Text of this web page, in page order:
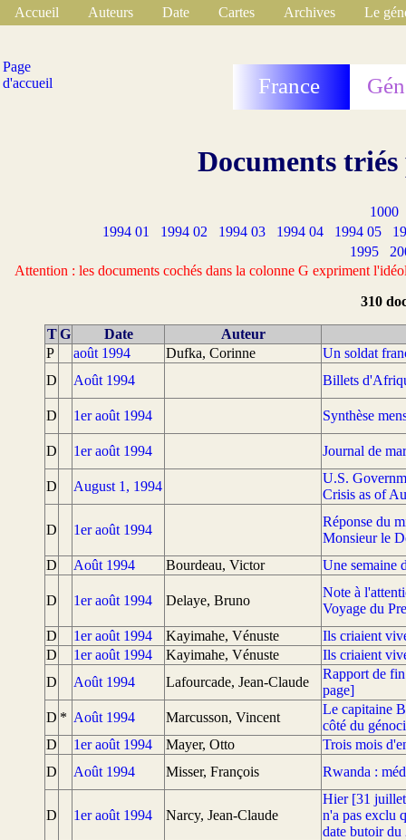
Accueil Auteurs Date Cartes Archives Le
Page
d'accueil
France
Documents
1000
1994 01
1994 02 1994 03 1994 04 1994 05
1995
Attention : les documents cochés dans la colonne G expriment
310
T G Date
Auteur
P
août 1994 Dufka, Corinne
Un soldat
D
Août 1994 Billets
D 1er août 1994 Synthèse
D 1er août 1994 Journal de
D August 1, 1994
U.S.
Crisis as of
D 1er août 1994
Réponse du
Monsieur le
D
Août 1994 Bourdeau, Victor Une semaine
D 1er août 1994 Delaye, Bruno
Note à
Voyage du
D
1er août 1994 Kayimahe, Vénuste
Ils criaient
D
1er août 1994 Kayimahe, Vénuste
Ils criaient
D
Août 1994 Lafourcade, Jean-Claude
Rapport de
page]
D * Août 1994 Marcusson, Vincent
Le capitaine
côté du
D
1er août 1994 Mayer, Otto
Trois mois
D
Août 1994 Misser, François Rwanda :
D 1er août 1994 Narcy, Jean-Claude
Hier [31
n'a pas exclu
date butoir du